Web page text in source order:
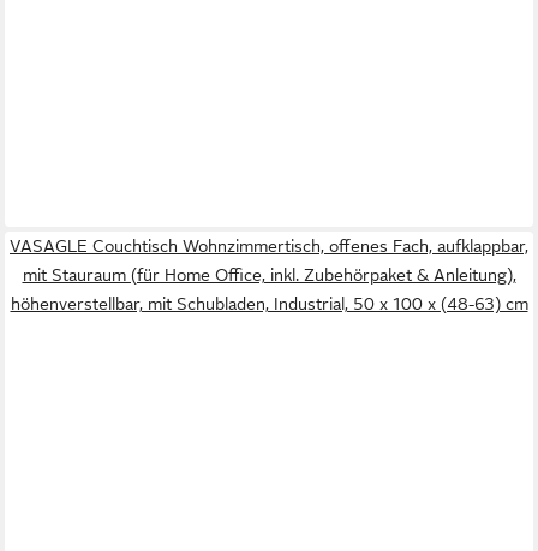
VASAGLE Couchtisch Wohnzimmertisch, offenes Fach, aufklappbar,
mit Stauraum (für Home Office, inkl. Zubehörpaket & Anleitung),
höhenverstellbar, mit Schubladen, Industrial, 50 x 100 x (48-63) cm